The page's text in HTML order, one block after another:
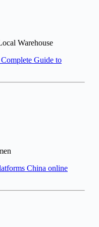
Warehouse
Guide to
China online